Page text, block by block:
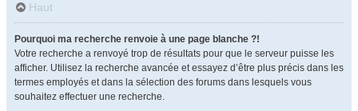
Haut
Pourquoi ma recherche renvoie à une page blanche ?!
Votre recherche a renvoyé trop de résultats pour que le serveur puisse les
afficher. Utilisez la recherche avancée et essayez d’être plus précis dans les
termes employés et dans la sélection des forums dans lesquels vous
souhaitez effectuer une recherche.